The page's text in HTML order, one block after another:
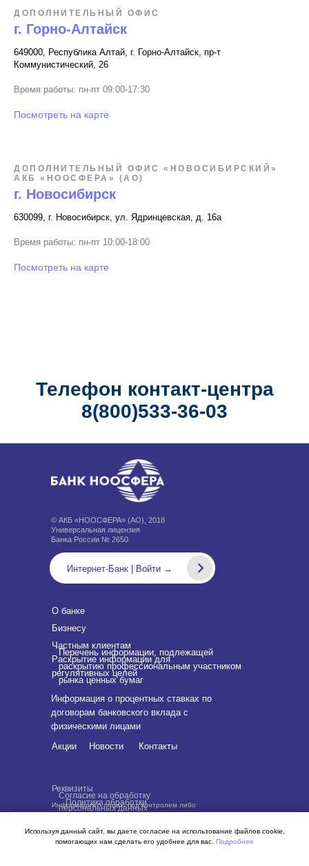
ДОПОЛНИТЕЛЬНЫЙ ОФИС
г. Горно-Алтайск
649000, Республика Алтай, г. Горно-Алтайск, пр-т
Коммунистический, 26
Время работы: пн-пт 09:00-17:30
Посмотреть на карте
ДОПОЛНИТЕЛЬНЫЙ ОФИС «НОВОСИБИРСКИЙ»
АКБ «НООСФЕРА» (АО)
г. Новосибирск
630099, г. Новосибирск, ул. Ядринцевская, д. 16а
Время работы: пн-пт 10:00-18:00
Посмотреть на карте
Телефон контакт-центра
8(800)533-36-03
Интернет-Банк | Войти →
© АКБ «НООСФЕРА» (АО), 2018
Универсальная лицензия
Банка России № 2650
О банке
Бизнесу
Частным клиентам
Акции Новости
Реквизиты
Раскрытие информации для
регулятивных целей
Контакты
Информация о лицах, под контролем либо
Информация о процентных ставках по
договорам банковского вклада с
физическими лицами
Перечень информации, подлежащей
раскрытию профессиональным участником
рынка ценных бумаг
Согласие на обработку
персональных данных
Политика обработки
персональных данных
Используя данный сайт, вы даете согласие на использование файлов cookie,
помогающих нам сделать его удобнее для вас. Подробнее